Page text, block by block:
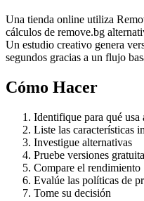
Una tienda online utiliza
cálculos de remove.bg
Un estudio creativo genera
segundos gracias a un flujo
Cómo Hacer
Identifique para qué usa
Liste las características
Investigue alternativas
Pruebe versiones
Compare el rendimiento
Evalúe las políticas de
Tome su decisión